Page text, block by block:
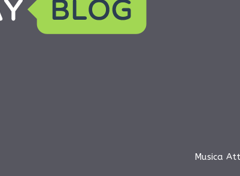
Musica